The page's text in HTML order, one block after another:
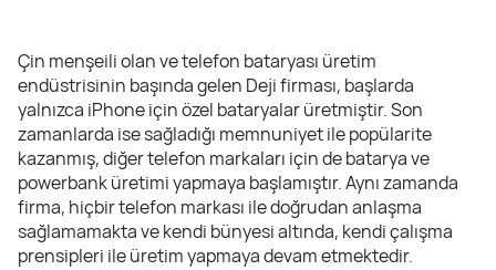
Çin menşeili olan ve telefon bataryası üretim
endüstrisinin başında gelen Deji firması, başlarda
yalnızca iPhone için özel bataryalar üretmiştir. Son
zamanlarda ise sağladığı memnuniyet ile popülarite
kazanmış, diğer telefon markaları için de batarya ve
powerbank üretimi yapmaya başlamıştır. Aynı zamanda
firma, hiçbir telefon markası ile doğrudan anlaşma
sağlamamakta ve kendi bünyesi altında, kendi çalışma
prensipleri ile üretim yapmaya devam etmektedir.